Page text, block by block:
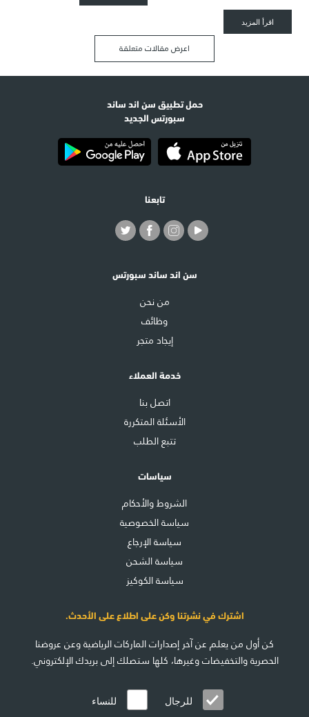
اقرأ المزيد
اعرض مقالات متعلقة
حمل تطبيق سن اند ساند
سبورتس الجديد
تابعنا
سن اند ساند سبورتس
من نحن
وظائف
إيجاد متجر
خدمة العملاء
اتصل بنا
الأسئلة المتكررة
تتبع الطلب
سياسات
الشروط والأحكام
سياسة الخصوصية
سياسة الإرجاع
سياسة الشحن
سياسة الكوكيز
اشترك في نشرتنا وكن على اطلاع على الأحدث.
كن أول من يعلم عن آخر إصدارات الماركات الرياضية وعن عروضنا
الحصرية والتخفيضات وغيرها، كلها ستصلك إلى بريدك الإلكتروني.
للرجال للنساء